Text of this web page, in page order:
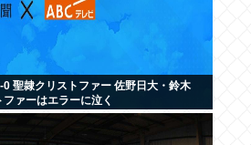
0 聖隷クリストファー 佐野日大・鈴木
ァーはエラーに泣く